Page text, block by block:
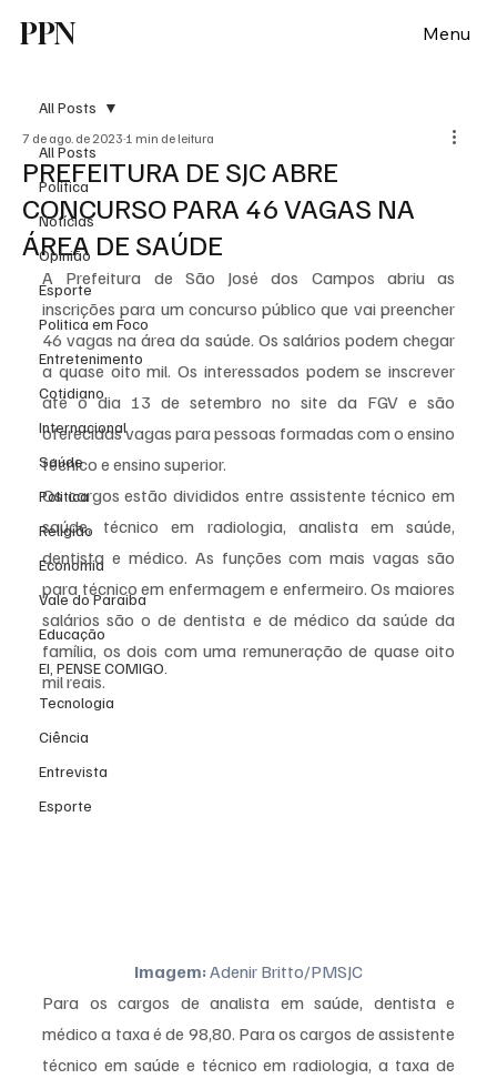
PPN Menu
All Posts
Política
Notícias
Opinião
Esporte
Politica em Foco
Entretenimento
Cotidiano
Internacional
Saúde
Politica
Religião
Economia
Vale do Paraiba
Educação
EI, PENSE COMIGO.
Tecnologia
Ciência
Entrevista
Esporte
All Posts
PREFEITURA DE SJC ABRE
CONCURSO PARA 46 VAGAS NA
ÁREA DE SAÚDE
7 de ago. de 2023 1 min de leitura
A Prefeitura de São José dos Campos abriu as
inscrições para um concurso público que vai preencher
46 vagas na área da saúde. Os salários podem chegar
a quase oito mil. Os interessados podem se inscrever
até o dia 13 de setembro no site da FGV e são
oferecidas vagas para pessoas formadas com o ensino
técnico e ensino superior.
Os cargos estão divididos entre assistente técnico em
saúde, técnico em radiologia, analista em saúde,
dentista e médico. As funções com mais vagas são
para técnico em enfermagem e enfermeiro. Os maiores
salários são o de dentista e de médico da saúde da
família, os dois com uma remuneração de quase oito
mil reais.
Imagem: Adenir Britto/PMSJC
Para os cargos de analista em saúde, dentista e
médico a taxa é de 98,80. Para os cargos de assistente
técnico em saúde e técnico em radiologia, a taxa de